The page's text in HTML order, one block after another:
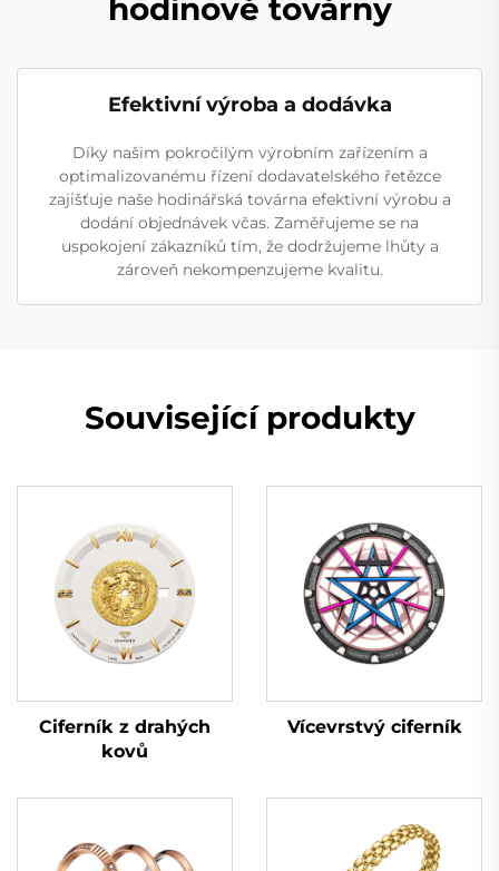
hodinové továrny
Efektivní výroba a dodávka
Díky našim pokročilým výrobním zařízením a
optimalizovanému řízení dodavatelského řetězce
zajišťuje naše hodinářská továrna efektivní výrobu a
dodání objednávek včas. Zaměřujeme se na
uspokojení zákazníků tím, že dodržujeme lhůty a
zároveň nekompenzujeme kvalitu.
Související produkty
Ciferník z drahých
kovů
Vícevrstvý ciferník